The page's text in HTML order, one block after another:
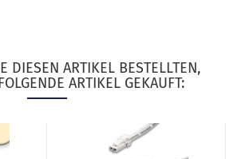
DIESEN ARTIKEL BESTELLTEN,
ARTIKEL GEKAUFT: